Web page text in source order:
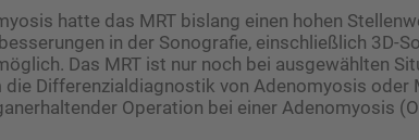
hatte das MRT bislang einen hohen
in der Sonografie, einschließlich 3D-
Das MRT ist nur noch bei ausgewählten
die Differenzialdiagnostik von Adenomyosis oder
Operation bei einer Adenomyosis